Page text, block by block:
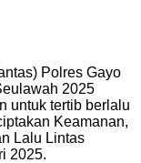
Polres Gayo
2025
untuk tertib berlalu
Keamanan,
Lalu Lintas
2025.